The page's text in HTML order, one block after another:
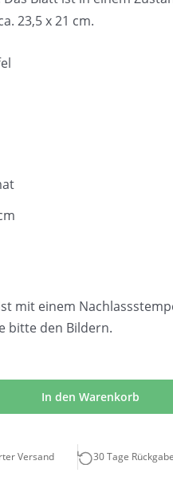
23,5 x 21 cm.
mit einem
bitte den Bildern.
In den Warenkorb
Versand 30 Tage Rückgabe